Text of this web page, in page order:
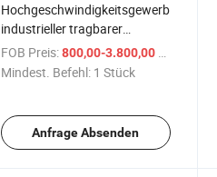
Hochgeschwindigkeitsgewerblicher
industrieller tragbarer
Bodenventilator
FOB Preis: 800,00-3.800,00 $
Mindest. Befehl: 1 Stück
Anfrage Absenden